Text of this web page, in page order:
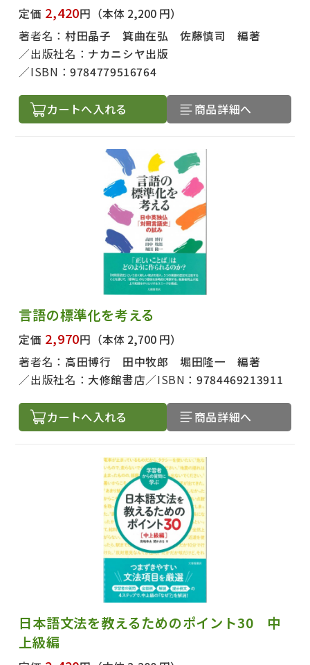
定価 2,420円 （本体 2,200 円）
著者名： 村田晶子 箕曲在弘 佐藤慎司 編著
出版社名： ナカニシヤ出版
ISBN：9784779516764
カートへ入れる 商品詳細へ
言語の標準化を考える
定価 2,970円 （本体 2,700 円）
著者名： 高田博行 田中牧郎 堀田隆一 編著
出版社名： 大修館書店 ISBN：9784469213911
カートへ入れる 商品詳細へ
日本語文法を教えるためのポイント30 中
上級編